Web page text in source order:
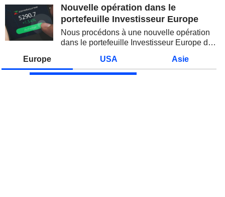
semi-conducteurs. Les
inquiétudes sur la soutenabilité
Nouvelle opération dans le
portefeuille Investisseur Europe
Nous procédons à une nouvelle opération
dans le portefeuille Investisseur Europe de
Europe USA Asie